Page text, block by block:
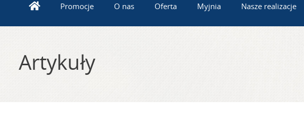
Promocje O nas Oferta Myjnia Nasze realizacje
Artykuły